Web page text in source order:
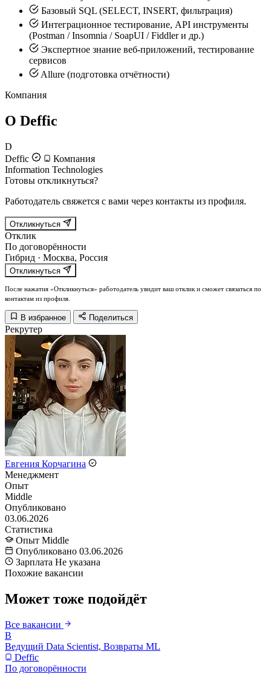
Базовый SQL (SELECT, INSERT, фильтрация)
Интеграционное тестирование, API инструменты
(Postman / Insomnia / SoapUI / Fiddler и др.)
Экспертное знание веб-приложений, тестирование
сервисов
Allure (подготовка отчётности)
Компания
О Deffic
D
Deffic
Компания
Information Technologies
Готовы откликнуться?
Работодатель свяжется с вами через контакты из профиля.
Откликнуться
Отклик
По договорённости
Гибрид · Москва, Россия
Откликнуться
После нажатия «Откликнуться» работодатель увидит ваш отклик и сможет связаться по
контактам из профиля.
В избранное Поделиться
Рекрутер
Евгения Корчагина
Менеджмент
Опыт
Middle
Опубликовано
03.06.2026
Статистика
Опыт Middle
Опубликовано 03.06.2026
Зарплата Не указана
Похожие вакансии
Может тоже подойдёт
Все вакансии
В
Ведущий Data Scientist, Возвраты ML
Deffic
По договорённости